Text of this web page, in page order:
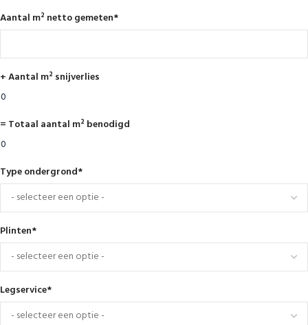
Aantal m² netto gemeten*
+ Aantal m² snijverlies
= Totaal aantal m² benodigd
Type ondergrond*
Plinten*
Legservice*